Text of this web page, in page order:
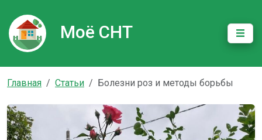
Моё СНТ
Главная Статьи Болезни роз и методы борьбы